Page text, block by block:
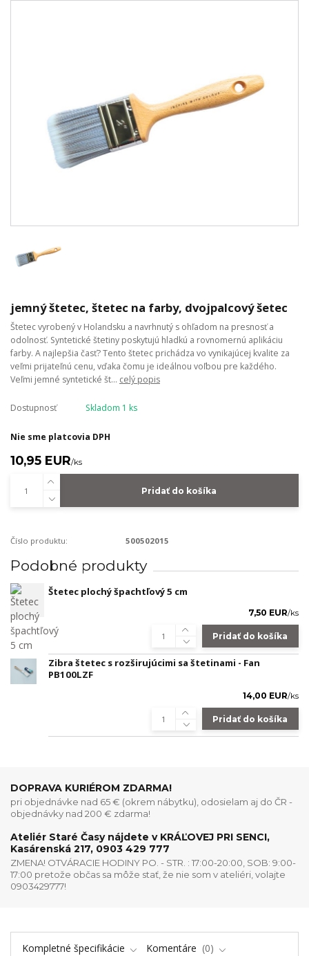
jemný štetec, štetec na farby, dvojpalcový šetec
Štetec vyrobený v Holandsku a navrhnutý s ohľadom na presnosť a
odolnosť. Syntetické štetiny poskytujú hladkú a rovnomernú aplikáciu
farby. A najlepšia časť? Tento štetec prichádza vo vynikajúcej kvalite za
veľmi prijateľnú cenu, vďaka čomu je ideálnou voľbou pre každého.
Veľmi jemné syntetické št... celý popis
Dostupnosť Skladom 1 ks
Nie sme platcovia DPH
10,95 EUR/ks
Pridať do košíka
Číslo produktu: 500502015
Podobné produkty
Štetec plochý špachtľový 5 cm
7,50 EUR/ks
Pridať do košíka
Zibra štetec s rozširujúcimi sa štetinami - Fan
PB100LZF
14,00 EUR/ks
Pridať do košíka
DOPRAVA KURIÉROM ZDARMA!
pri objednávke nad 65 € (okrem nábytku), odosielam aj do ČR -
objednávky nad 200 € zdarma!
Ateliér Staré Časy nájdete v KRÁĽOVEJ PRI SENCI,
Kasárenská 217, 0903 429 777
ZMENA! OTVÁRACIE HODINY PO. - STR. : 17:00-20:00, SOB: 9:00-
17:00 pretože občas sa môže stať, že nie som v ateliéri, volajte
0903429777!
Kompletné špecifikácie Komentáre
0